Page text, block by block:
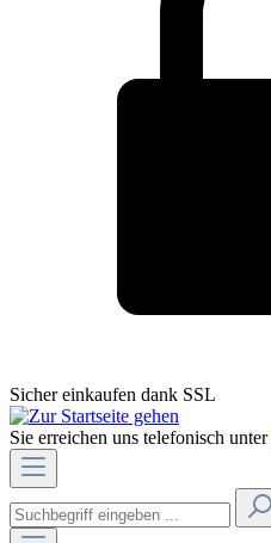
Sicher einkaufen dank SSL
Sie erreichen uns telefonisch unter